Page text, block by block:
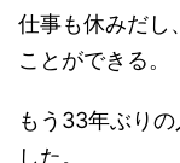
仕事も休みだし
ことができる。
もう33年ぶり
した。